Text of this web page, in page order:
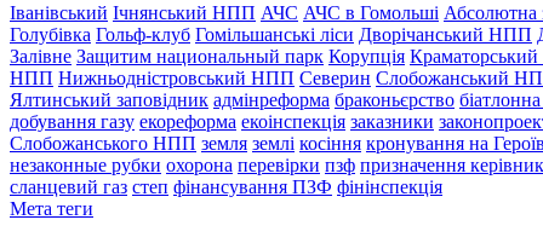
Іванівський Ічнянський НПП АЧС АЧС в Гомольші Абсолютна
Голубівка Гольф-клуб Гомільшанські ліси Дворічанський НПП
Залівне Защитим национальный парк Корупція
НПП Нижньодністровський НПП Северин Слобожанський
Ялтинський заповідник адмінреформа браконьєрство
добування газу екореформа екоінспекція заказники
Слобожанського НПП земля землі косіння кронування на
незаконные рубки охорона перевірки пзф призначення
сланцевий газ степ фінансування ПЗФ фінінспекція
Мета теги